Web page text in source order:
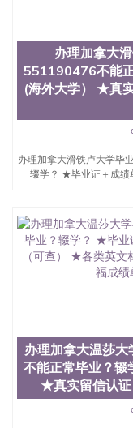
办理加拿大
551190476不能
(海外大学） ★真
办理加拿大滑铁卢大学毕
辍学？ ★毕业证＋成绩
办理加拿大温莎
不能正常毕业？辍
★真实留信认